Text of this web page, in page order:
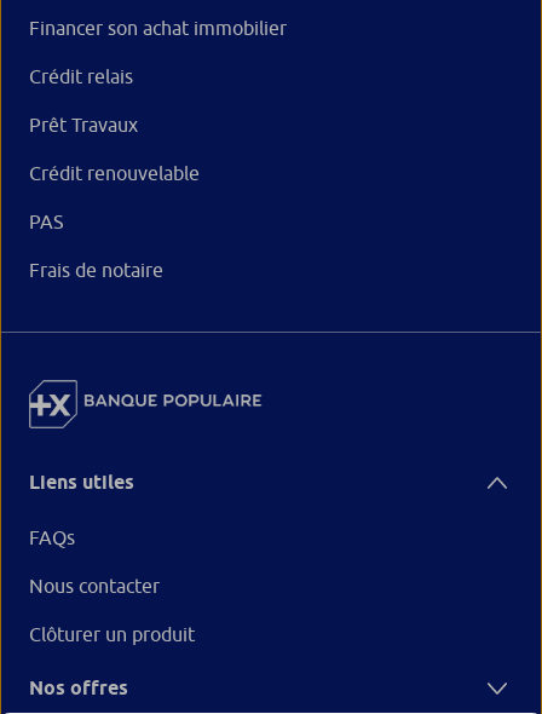
Financer son achat immobilier
Crédit relais
Prêt Travaux
Crédit renouvelable
PAS
Frais de notaire
Liens utiles
FAQs
Nous contacter
Clôturer un produit
Nos offres